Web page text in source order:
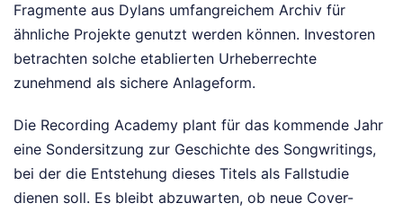
Fragmente aus Dylans umfangreichem Archiv für
ähnliche Projekte genutzt werden können. Investoren
betrachten solche etablierten Urheberrechte
zunehmend als sichere Anlageform.
Die Recording Academy plant für das kommende Jahr
eine Sondersitzung zur Geschichte des Songwritings,
bei der die Entstehung dieses Titels als Fallstudie
dienen soll. Es bleibt abzuwarten, ob neue Cover-